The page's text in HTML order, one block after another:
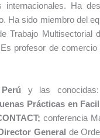
Ha
Ha sido miembro del
Trabajo Multisectorial
profesor de
y las conocidas:
Prácticas en
conferencia
General de